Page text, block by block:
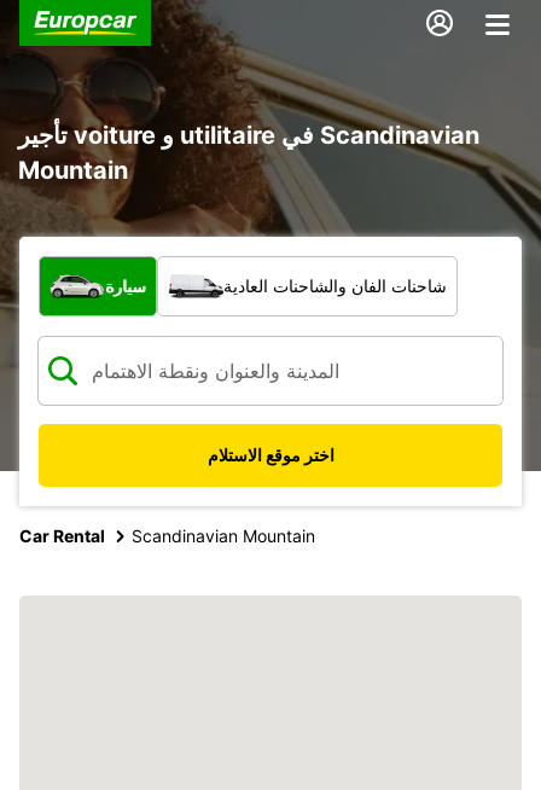
تأجير voiture و utilitaire في Scandinavian
Mountain
ما نوع المركبة؟
سيارة شاحنات الفان والشاحنات العادية
اختر موقع الاستلام
Car Rental Scandinavian Mountain